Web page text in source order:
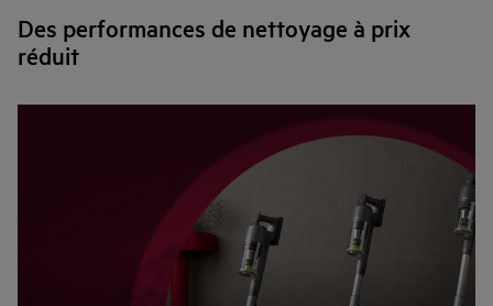
Des performances de nettoyage à prix
réduit